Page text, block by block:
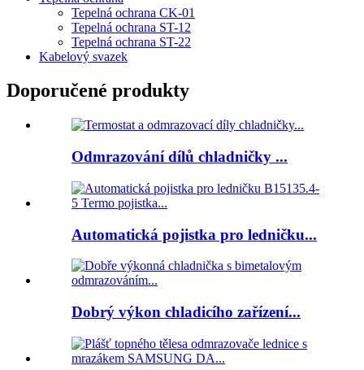
Tepelná ochrana CK-01
Tepelná ochrana ST-12
Tepelná ochrana ST-22
Kabelový svazek
Doporučené produkty
Odmrazování dílů chladničky ...
Automatická pojistka pro ledničku...
Dobrý výkon chladicího zařízení...